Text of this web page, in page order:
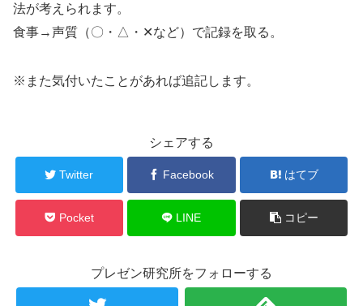
法が考えられます。
食事→声質（〇・△・✕など）で記録を取る。
※また気付いたことがあれば追記します。
シェアする
Twitter Facebook はてブ
Pocket LINE コピー
プレゼン研究所をフォローする